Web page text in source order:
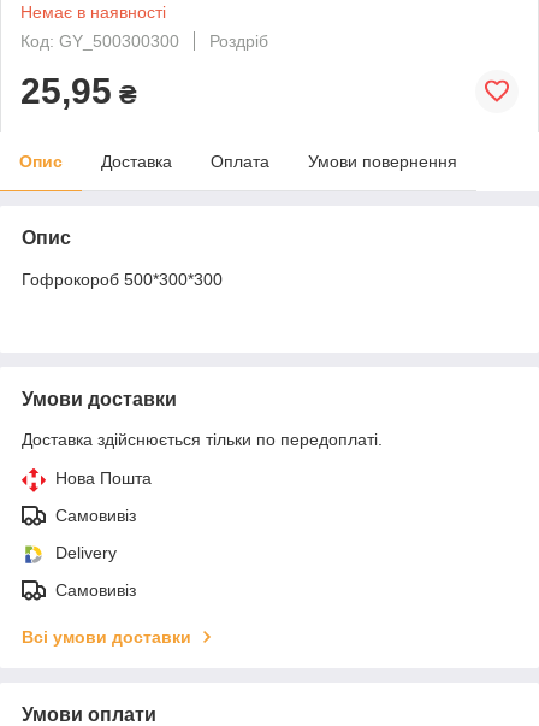
Немає в наявності
Код: GY_500300300
Роздріб
25,95 ₴
Опис Доставка Оплата Умови повернення
Опис
Гофрокороб 500*300*300
Умови доставки
Доставка здійснюється тільки по передоплаті.
Нова Пошта
Самовивіз
Delivery
Самовивіз
Всі умови доставки
Умови оплати